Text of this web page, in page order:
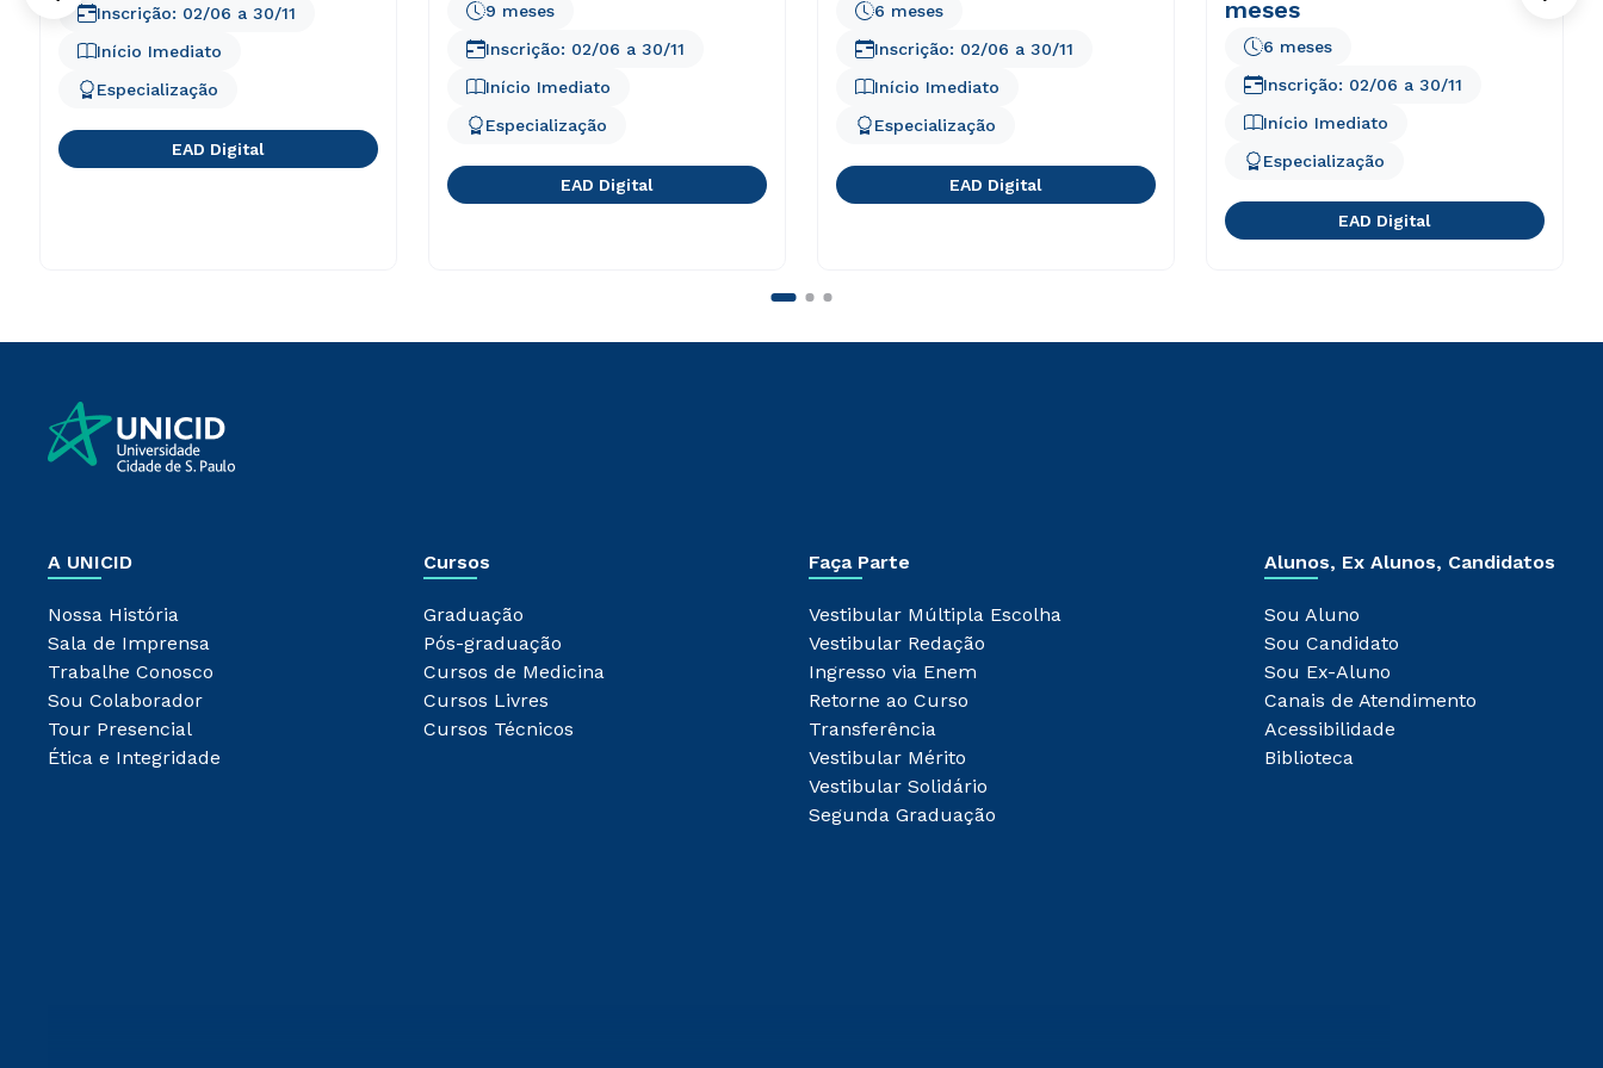
Início Imediato
Especialização
Inscrição: 02/06 a 30/11
EAD Digital
Início Imediato
9 meses
Especialização
Inscrição: 02/06 a 30/11
EAD Digital
Início Imediato
6 meses
Especialização
Inscrição: 02/06 a 30/11
EAD Digital
meses
Início Imediato
6 meses
Especialização
Inscrição: 02/06 a 30/11
EAD Digital
A UNICID
Nossa História
Sala de Imprensa
Trabalhe Conosco
Sou Colaborador
Tour Presencial
Ética e Integridade
Cursos
Graduação
Pós-graduação
Cursos de Medicina
Cursos Livres
Cursos Técnicos
Faça Parte
Vestibular Múltipla Escolha
Vestibular Redação
Ingresso via Enem
Retorne ao Curso
Transferência
Vestibular Mérito
Vestibular Solidário
Segunda Graduação
Alunos, Ex Alunos, Candidatos
Sou Aluno
Sou Candidato
Sou Ex-Aluno
Canais de Atendimento
Acessibilidade
Biblioteca